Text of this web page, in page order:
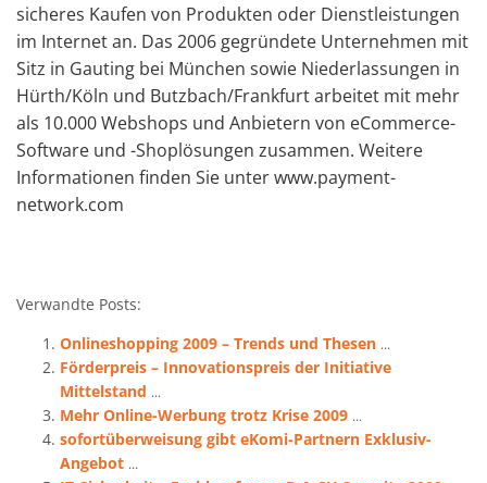
sicheres Kaufen von Produkten oder Dienstleistungen
im Internet an. Das 2006 gegründete Unternehmen mit
Sitz in Gauting bei München sowie Niederlassungen in
Hürth/Köln und Butzbach/Frankfurt arbeitet mit mehr
als 10.000 Webshops und Anbietern von eCommerce-
Software und -Shoplösungen zusammen. Weitere
Informationen finden Sie unter www.payment-
network.com
Verwandte Posts:
Onlineshopping 2009 – Trends und Thesen ...
Förderpreis – Innovationspreis der Initiative
Mittelstand ...
Mehr Online-Werbung trotz Krise 2009 ...
sofortüberweisung gibt eKomi-Partnern Exklusiv-
Angebot ...